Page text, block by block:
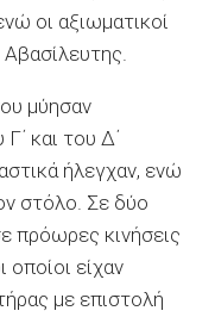
οι αξιωματικοί
μύησαν
και του ∆΄
ήλεγχαν, ενώ
στόλο. Σε δύο
πρόωρες κινήσεις
είχαν
με επιστολή